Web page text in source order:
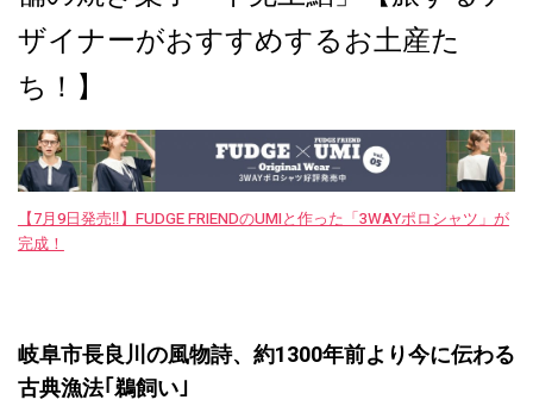
ザイナーがおすすめするお土産た
ち！】
【7月9日発売‼︎】FUDGE FRIENDのUMIと作った「3WAYポロシャツ」が
完成！
岐阜市長良川の風物詩、約1300年前より今に伝わる
古典漁法｢鵜飼い｣